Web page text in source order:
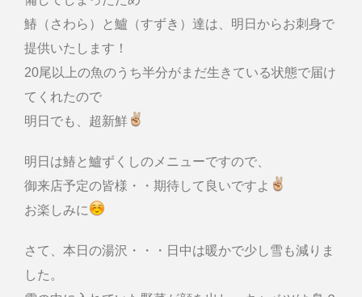
鰆（さわら）と鱸（すずき）達は、明日からお刺身で
提供いたします！
20尾以上の魚のうち半分がまだ生きている状態で届け
てくれたので
明日でも、超新鮮
明日は鰆と鱸ずくしのメニューですので、
御来店予定の皆様・・期待して良いですよ
お楽しみに
さて、本日の湯沢・・・日中は暖かで少し雪も減りま
した。